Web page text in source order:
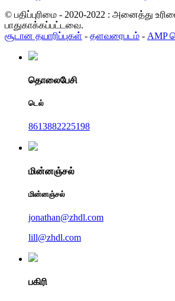
© பதிப்புரிமை - 2020-2022 : அனைத்து
பாதுகாக்கப்பட்டவை.
சூடான தயாரிப்புகள் - தளவரைபடம் - AMP
தொலைபேசி
டெல்
8613882225198
மின்னஞ்சல்
மின்னஞ்சல்
jonathan@zhdl.com
lill@zhdl.com
பகிரி